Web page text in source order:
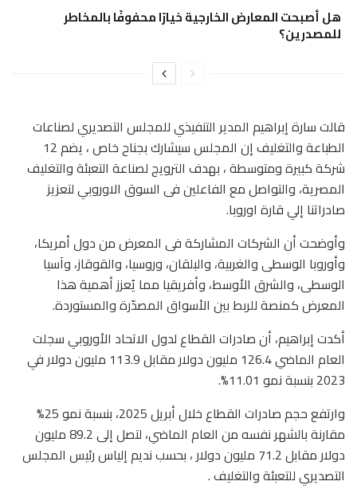
هل أصبحت المعارض الخارجية خيارًا محفوفًا بالمخاطر
للمصدرين؟
قالت سارة إبراهيم المدير التنفيذي للمجلس التصديري لصناعات
الطباعة والتغليف إن المجلس سيشارك بجناح خاص ، يضم 12
شركة كبيرة ومتوسطة ، بهدف الترويج لصناعة التعبئة والتغليف
المصرية، والتواصل مع الفاعلين فى السوق الاوروبي لتعزيز
صادراتنا إلي قارة اوروبا.
وأوضحت أن الشركات المشاركة فى المعرض من دول أمريكا،
وأوروبا الوسطى والغربية، والبلقان، وروسيا، والقوقاز، وآسيا
الوسطى، والشرق الأوسط، وأفريقيا مما يُعزز أهمية هذا
المعرض كمنصة للربط بين الأسواق المصدّرة والمستوردة.
أكدت إبراهيم، أن صادرات القطاع لدول الاتحاد الأوروبي سجلت
العام الماضي 126.4 مليون دولار مقابل 113.9 مليون دولار في
2023 بنسبة نمو 11.01%.
وارتفع حجم صادرات القطاع خلال أبريل 2025، بنسبة نمو 25%
مقارنة بالشهر نفسه من العام الماضي، لتصل إلى 89.2 مليون
دولار مقابل 71.2 مليون دولار ، بحسب نديم إلياس رئيس المجلس
التصديري للتعبئة والتغليف .